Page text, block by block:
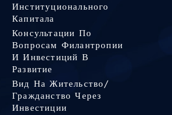
Институционального
Капитала
Консультации По
Вопросам Филантропии
И Инвестиций В
Развитие
Вид На Жительство/
Гражданство Через
Инвестиции